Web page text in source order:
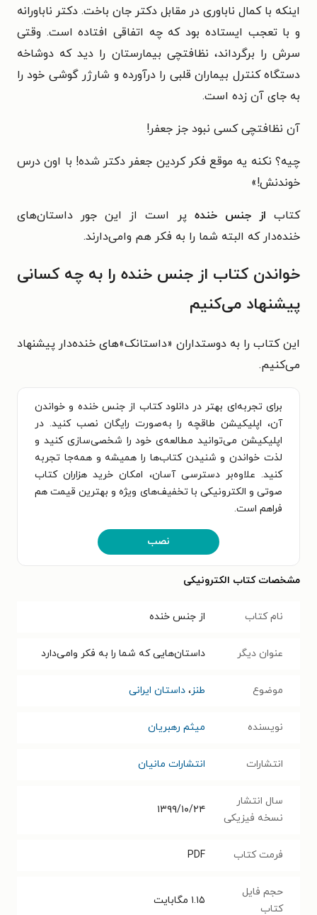
ﺍﯾﻨﮑﻪ ﺑﺎ ﮐﻤﺎﻝ ﻧﺎﺑﺎﻭﺭﯼ ﺩﺭ ﻣﻘﺎﺑﻞ ﺩﮐﺘﺮ ﺟﺎﻥ ﺑﺎﺧﺖ. ﺩﮐﺘﺮ ﻧﺎﺑﺎﻭﺭﺍﻧﻪ
ﻭ ﺑﺎ ﺗﻌﺠﺐ ﺍﯾﺴﺘﺎﺩﻩ ﺑﻮﺩ ﮐﻪ ﭼﻪ ﺍﺗﻔﺎﻗﯽ ﺍﻓﺘﺎﺩﻩ ﺍﺳﺖ. ﻭﻗﺘﯽ
سرش را برگرداند، ﻧﻈﺎﻓﺘﭽﯽ ﺑﯿﻤﺎﺭﺳﺘﺎﻥ ﺭﺍ ﺩﯾﺪ ﮐﻪ ﺩﻭﺷﺎﺧﻪ
ﺩﺳﺘﮕﺎﻩ ﮐﻨﺘﺮﻝ ﺑﯿﻤﺎﺭﺍﻥ ﻗﻠﺒﯽ ﺭﺍ ﺩﺭﺁﻭﺭﺩﻩ ﻭ ﺷﺎﺭﮊﺭ ﮔﻮﺷﯽ ﺧﻮﺩ ﺭﺍ
ﺑﻪ ﺟﺎﯼ ﺁﻥ ﺯﺩﻩ اﺳﺖ.
آن نظافتچی کسی نبود جز جعفر!
چیه؟ ﻧﮑﻨﻪ ﯾﻪ ﻣﻮﻗﻊ ﻓﮑﺮ ﮐﺮﺩﯾﻦ ﺟﻌﻔﺮ دکتر شده! با اون درس
خوندنش!»
کتاب از جنس خنده پر است از این جور داستان‌های
خنده‌دار که البته شما را به فکر هم وامی‌دارند.
خواندن کتاب از جنس خنده را به چه کسانی
پیشنهاد می‌کنیم
این کتاب را به دوستداران «داستانک»های خنده‌دار پیشنهاد
می‌کنیم.
برای تجربه‌ای بهتر در دانلود کتاب از جنس خنده و خواندن
آن، اپلیکیشن طاقچه را به‌صورت رایگان نصب کنید. در
اپلیکیشن می‌توانید مطالعه‌ی خود را شخصی‌سازی کنید و
لذت خواندن و شنیدن کتاب‌ها را همیشه و همه‌جا تجربه
کنید. علاوه‌بر دسترسی آسان، امکان خرید هزاران کتاب
صوتی و الکترونیکی با تخفیف‌های ویژه و بهترین قیمت هم
فراهم است.
نصب
مشخصات کتاب الکترونیکی
نام کتاب از جنس خنده
عنوان دیگر داستان‌هایی که شما را به فکر وامی‌دارد
موضوع طنز، داستان ایرانی
نویسنده میثم رهبریان
انتشارات انتشارات مانیان
سال انتشار
نسخه فیزیکی
۱۳۹۹/۱۰/۲۴
فرمت کتاب PDF
حجم فایل
کتاب
۱.۱۵ مگابایت